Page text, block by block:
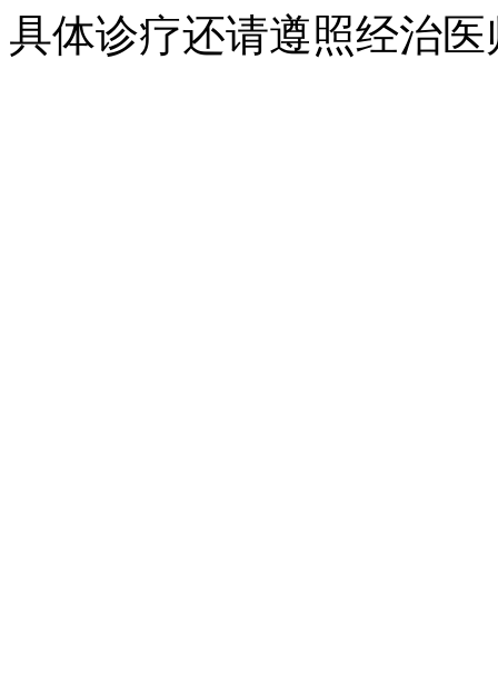
具体诊疗还请遵照经治医